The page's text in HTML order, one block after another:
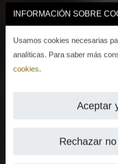
INFORMACIÓN SOBRE
Usamos cookies necesarias
analíticas. Para saber más
cookies.
Aceptar
Rechazar